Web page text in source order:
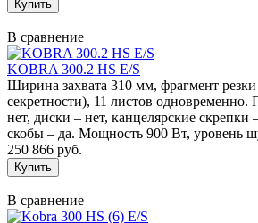
В сравнение
KOBRA 300.2 HS E/S
Ширина захвата 310 мм, фрагмент
секретности), 11 листов одновременно.
нет, диски – нет, канцелярские скрепки
скобы – да. Мощность 900 Вт, уровень
250 866 руб.
В сравнение